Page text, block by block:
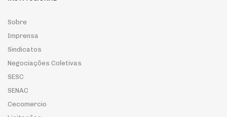
Sobre
Imprensa
Sindicatos
Negociações Coletivas
SESC
SENAC
Cecomercio